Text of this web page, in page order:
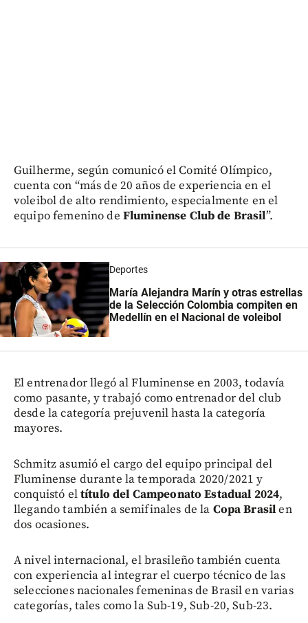
Guilherme, según comunicó el Comité Olímpico,
cuenta con “más de 20 años de experiencia en el
voleibol de alto rendimiento, especialmente en el
equipo femenino de Fluminense Club de Brasil”.
Deportes
María Alejandra Marín y otras estrellas
de la Selección Colombia compiten en
Medellín en el Nacional de voleibol
El entrenador llegó al Fluminense en 2003, todavía
como pasante, y trabajó como entrenador del club
desde la categoría prejuvenil hasta la categoría
mayores.
Schmitz asumió el cargo del equipo principal del
Fluminense durante la temporada 2020/2021 y
conquistó eltítulo del Campeonato Estadual 2024,
llegando también a semifinales de la Copa Brasilen
dos ocasiones.
A nivel internacional, el brasileño también cuenta
con experiencia al integrar el cuerpo técnico de las
selecciones nacionales femeninas de Brasil en varias
categorías, tales como la Sub-19, Sub-20, Sub-23.